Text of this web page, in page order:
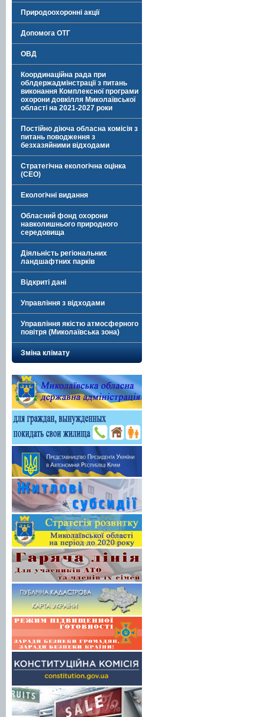
Природоохоронні акції
Допомога ОТГ
ОВД
Координаційна рада при
облдержадмінстрації з питань
виконання Комплексної програми
охорони довкілля Миколаївської
області на 2021-2027 роки
Постійно діюча обласна комісія з
питань поводження з
безхазяйними відходами
Стратегічна екологічна оцінка
(СЕО)
Екологічні видання
Обласний фонд охорони
навколишнього природного
середовища
Діяльність регіональних
ландшафтних парків
Відкриті дані
Управління з відходами
Управління якістю атмосферного
повітря (Миколаївська зона)
Зміна клімату